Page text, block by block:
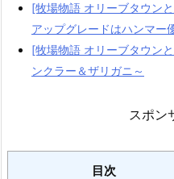
[牧場物語 オリーブタウン
アップグレードはハンマー
[牧場物語 オリーブタウン
ンクラー＆ザリガニ～
スポン
目次